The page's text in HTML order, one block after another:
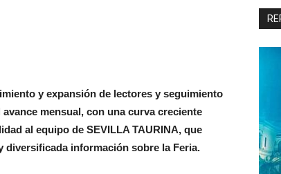
y expansión de lectores y seguimiento
mensual, con una curva creciente
al equipo de SEVILLA TAURINA, que
diversificada información sobre la Feria.